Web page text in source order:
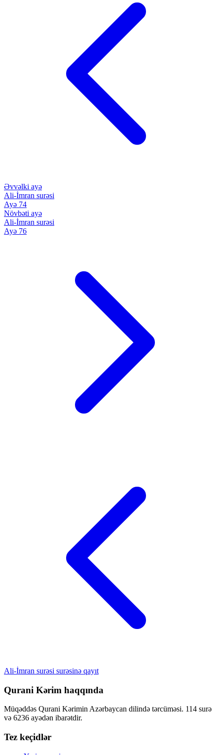
Əvvəlki ayə
Ali-İmran surəsi
Ayə 74
Növbəti ayə
Ali-İmran surəsi
Ayə 76
Ali-İmran surəsi surəsinə qayıt
Qurani Kərim haqqında
Müqəddəs Qurani Kərimin Azərbaycan dilində tərcüməsi. 114 surə
və 6236 ayədən ibarətdir.
Tez keçidlər